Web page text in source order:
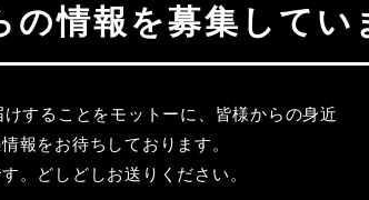
の情報を募集してい
することをモットーに、皆様からの身近
報をお待ちしております。
。どしどしお送りください。